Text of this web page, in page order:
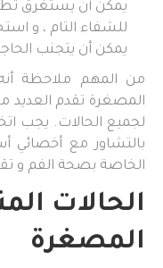
يمكن أن يستغرق
للشفاء التام ، و
يمكن أن يتجنب
من المهم ملاحظة
المصغرة تقدم العديد
لجميع الحالات. يجب
بالتشاور مع أخصائي
الخاصة بصحة الفم و
الحالات
المصغرة